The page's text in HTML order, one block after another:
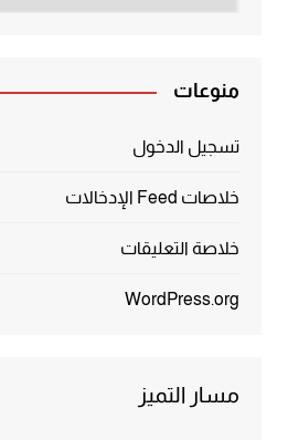
منوعات
تسجيل الدخول
خلاصات Feed الإدخالات
خلاصة التعليقات
WordPress.org
مسار التميز